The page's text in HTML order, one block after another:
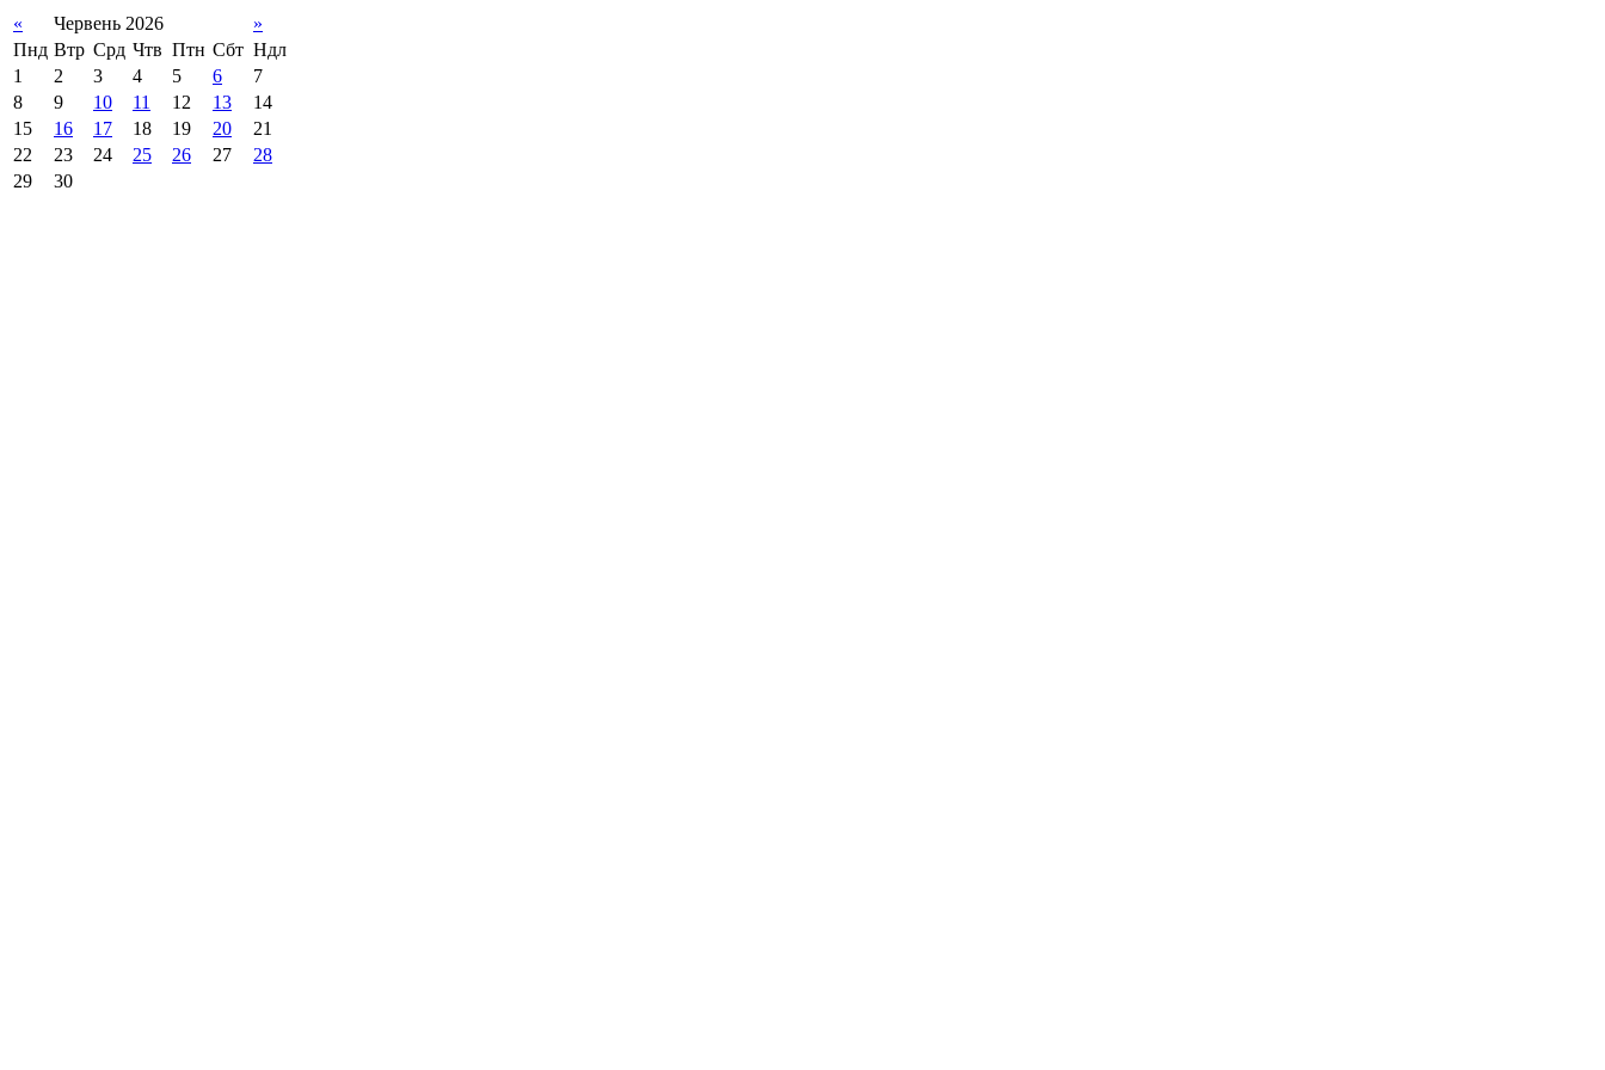
« Червень 2026
»
Пнд Втр Срд Чтв Птн Сбт Ндл
1
2 3 4 5 6
7
8
9 10 11 12 13
14
15
16 17 18 19 20
21
22
23 24 25 26 27
28
29
30